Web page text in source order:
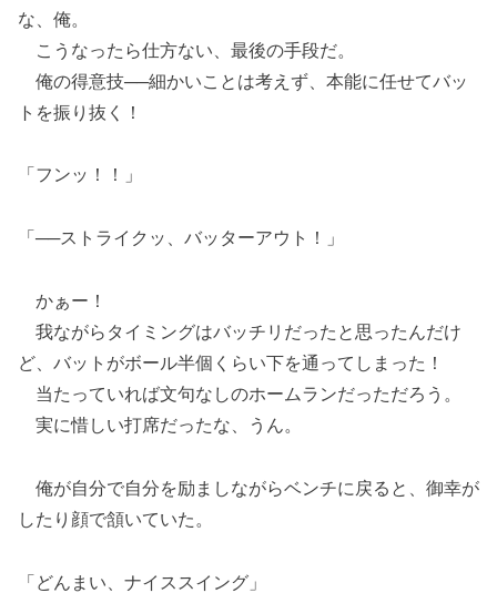
な、俺。
こうなったら仕方ない、最後の手段だ。
俺の得意技──細かいことは考えず、本能に任せてバッ
トを振り抜く！
「フンッ！！」
「──ストライクッ、バッターアウト！」
かぁー！
我ながらタイミングはバッチリだったと思ったんだけ
ど、バットがボール半個くらい下を通ってしまった！
当たっていれば文句なしのホームランだっただろう。
実に惜しい打席だったな、うん。
俺が自分で自分を励ましながらベンチに戻ると、御幸が
したり顔で頷いていた。
「どんまい、ナイススイング」